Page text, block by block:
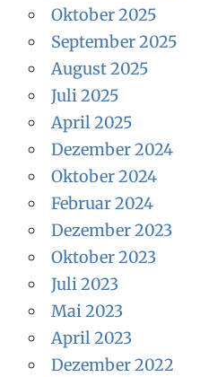
Oktober 2025
September 2025
August 2025
Juli 2025
April 2025
Dezember 2024
Oktober 2024
Februar 2024
Dezember 2023
Oktober 2023
Juli 2023
Mai 2023
April 2023
Dezember 2022